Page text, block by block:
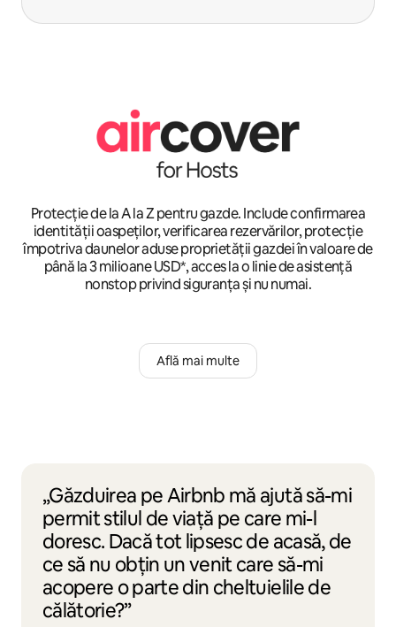
Protecție de la A la Z pentru gazde. Include confirmarea
identității oaspeților, verificarea rezervărilor, protecție
împotriva daunelor aduse proprietății gazdei în valoare de
până la 3 milioane USD*, acces la o linie de asistență
nonstop privind siguranța și nu numai.
Află mai multe
„Găzduirea pe Airbnb mă ajută să-mi
permit stilul de viață pe care mi-l
doresc. Dacă tot lipsesc de acasă, de
ce să nu obțin un venit care să-mi
acopere o parte din cheltuielile de
călătorie?”